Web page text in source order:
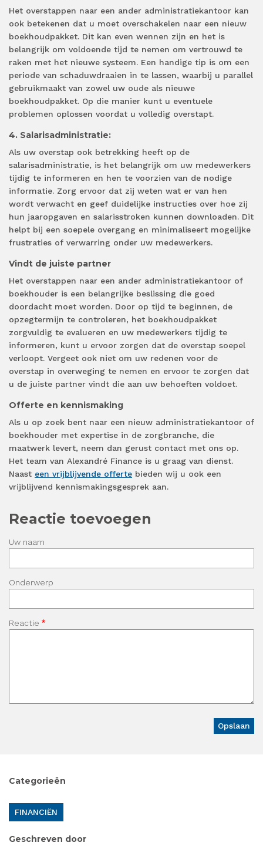
Het overstappen naar een ander administratiekantoor kan
ook betekenen dat u moet overschakelen naar een nieuw
boekhoudpakket. Dit kan even wennen zijn en het is
belangrijk om voldoende tijd te nemen om vertrouwd te
raken met het nieuwe systeem. Een handige tip is om een
periode van schaduwdraaien in te lassen, waarbij u parallel
gebruikmaakt van zowel uw oude als nieuwe
boekhoudpakket. Op die manier kunt u eventuele
problemen oplossen voordat u volledig overstapt.
4. Salarisadministratie:
Als uw overstap ook betrekking heeft op de
salarisadministratie, is het belangrijk om uw medewerkers
tijdig te informeren en hen te voorzien van de nodige
informatie. Zorg ervoor dat zij weten wat er van hen
wordt verwacht en geef duidelijke instructies over hoe zij
hun jaaropgaven en salarisstroken kunnen downloaden. Dit
helpt bij een soepele overgang en minimaliseert mogelijke
frustraties of verwarring onder uw medewerkers.
Vindt de juiste partner
Het overstappen naar een ander administratiekantoor of
boekhouder is een belangrijke beslissing die goed
doordacht moet worden. Door op tijd te beginnen, de
opzegtermijn te controleren, het boekhoudpakket
zorgvuldig te evalueren en uw medewerkers tijdig te
informeren, kunt u ervoor zorgen dat de overstap soepel
verloopt. Vergeet ook niet om uw redenen voor de
overstap in overweging te nemen en ervoor te zorgen dat
u de juiste partner vindt die aan uw behoeften voldoet.
Offerte en kennismaking
Als u op zoek bent naar een nieuw administratiekantoor of
boekhouder met expertise in de zorgbranche, die
maatwerk levert, neem dan gerust contact met ons op.
Het team van Alexandré Finance is u graag van dienst.
Naast een vrijblijvende offerte bieden wij u ook een
vrijblijvend kennismakingsgesprek aan.
Reactie toevoegen
Uw naam
Onderwerp
Reactie
Categorieën
FINANCIËN
Geschreven door